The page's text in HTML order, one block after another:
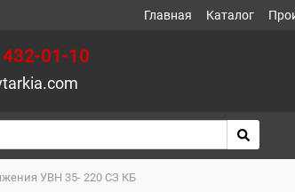
Главная Каталог
01-10
УВН 35- 220 СЗ КБ